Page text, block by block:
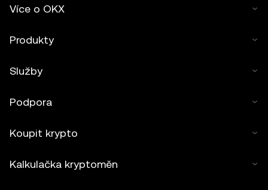
Více o OKX
Produkty
Služby
Podpora
Koupit krypto
Kalkulačka kryptoměn